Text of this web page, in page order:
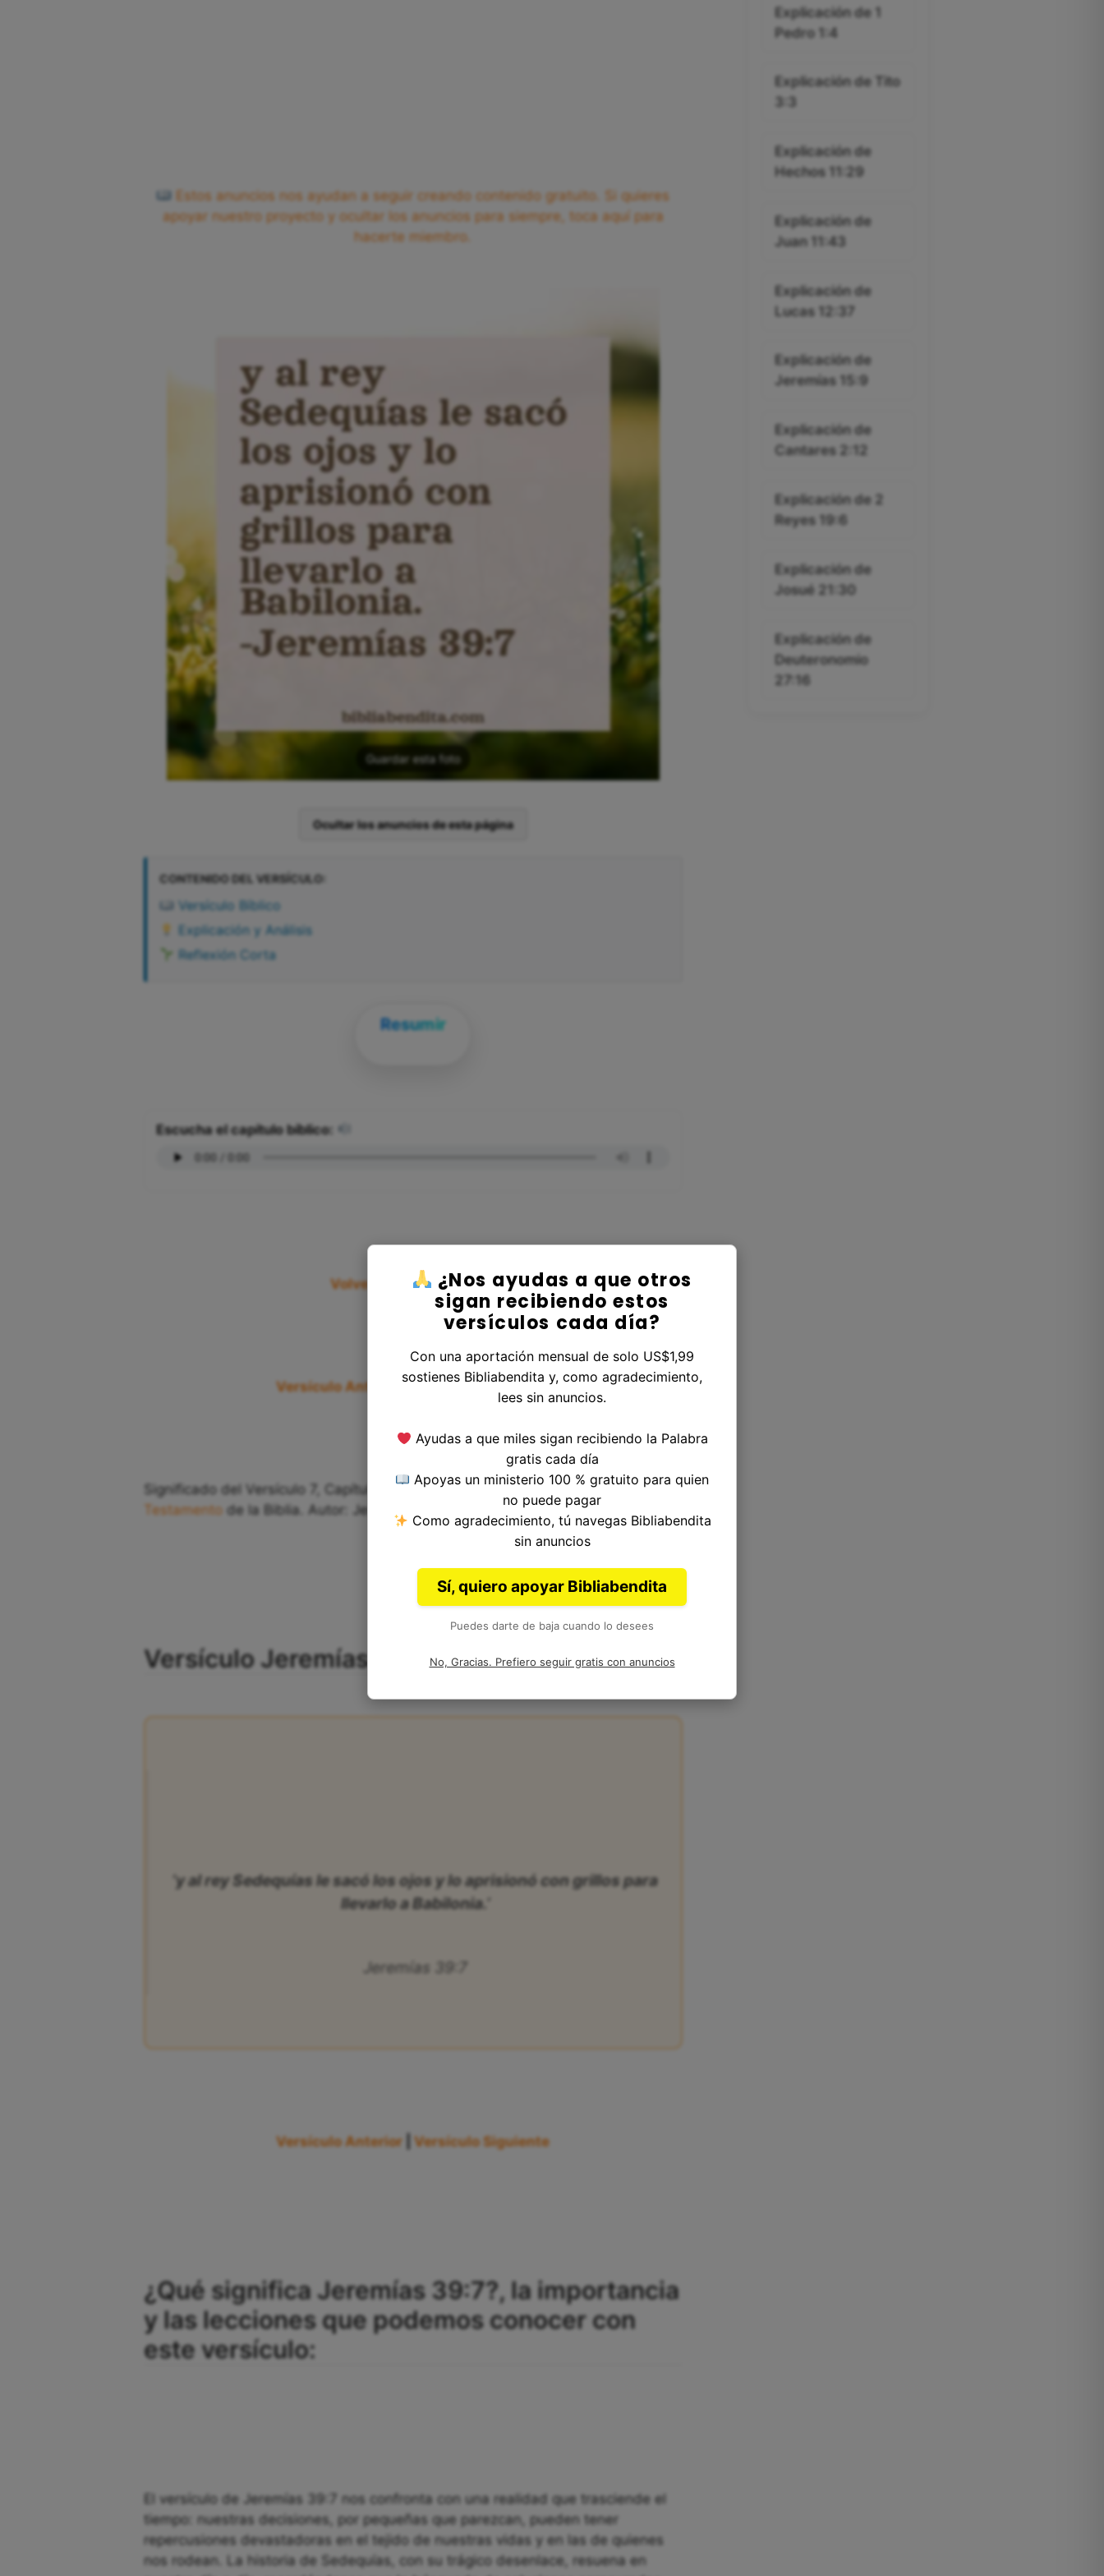
Estos anuncios nos ayudan a seguir creando contenido gratuito. Si quieres
apoyar nuestro proyecto y ocultar los anuncios para siempre, toca aquí para
hacerte miembro.
Guardar esta foto
Ocultar los anuncios de esta página
CONTENIDO DEL VERSÍCULO:
Versículo Bíblico
Explicación y Análisis
Reflexión Corta
Resumir
Escucha el capítulo bíblico:
Volver al Libro Jeremías
Versículo Anterior|Versículo Siguiente
Significado del Versículo 7, Capítulo 39, Libro de Jeremías delAntiguo
Testamentode la Biblia. Autor: Jeremías.
Versículo Jeremías 39:7 de la Biblia
‘y al rey Sedequías le sacó los ojos y lo aprisionó con grillos para
llevarlo a Babilonia.’
Jeremías 39:7
Versículo Anterior |Versículo Siguiente
¿Qué significa Jeremías 39:7?, la importancia
y las lecciones que podemos conocer con
este versículo:
El versículo de Jeremías 39:7 nos confronta con una realidad que trasciende el
tiempo: nuestras decisiones, por pequeñas que parezcan, pueden tener
repercusiones devastadoras en el tejido de nuestras vidas y en las de quienes
nos rodean. La historia de Sedequías, con su trágico desenlace, resuena en
Explicación de 1
Pedro 1:4
Explicación de Tito
Explicación de
Hechos 11:29
Explicación de
Juan 11:43
Explicación de
Lucas 12:37
Explicación de
Jeremías 15:9
Explicación de
Cantares 2:12
Explicación de 2
Reyes 19:6
Explicación de
Josué 21:30
Explicación de
Deuteronomio
27:16
¿Nos ayudas a que otros
sigan recibiendo estos
versículos cada día?
Con una aportación mensual de solo US$1,99
sostienes Bibliabendita y, como agradecimiento,
lees sin anuncios.
Ayudas a que miles sigan recibiendo la Palabra
gratis cada día
Apoyas un ministerio 100 % gratuito para quien
no puede pagar
Como agradecimiento, tú navegas Bibliabendita
sin anuncios
Sí, quiero apoyar Bibliabendita
Puedes darte de baja cuando lo desees
No, Gracias. Prefiero seguir gratis con anuncios